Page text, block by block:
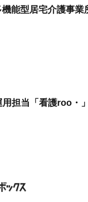
能型居宅介護事業
担当「看護roo・